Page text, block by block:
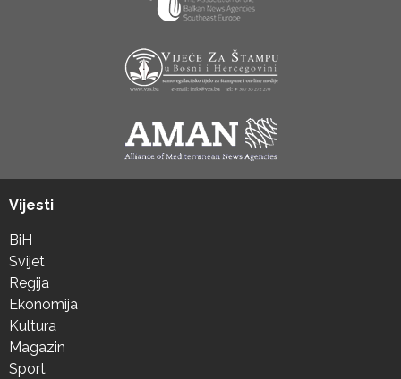
Vijesti
BiH
Svijet
Regija
Ekonomija
Kultura
Magazin
Sport